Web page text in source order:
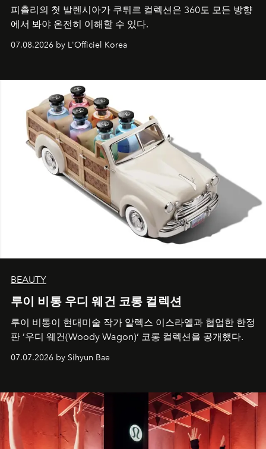
피촐리의 첫 발렌시아가 쿠튀르 컬렉션은 360도 모든 방향
에서 봐야 온전히 이해할 수 있다.
07.08.2026 by L'Officiel Korea
BEAUTY
루이 비통 우디 웨건 코롱 컬렉션
루이 비통이 현대미술 작가 알렉스 이스라엘과 협업한 한정
판 ’우디 웨건(Woody Wagon)‘ 코롱 컬렉션을 공개했다.
07.07.2026 by Sihyun Bae